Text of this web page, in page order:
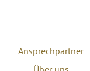
Ansprechpartner